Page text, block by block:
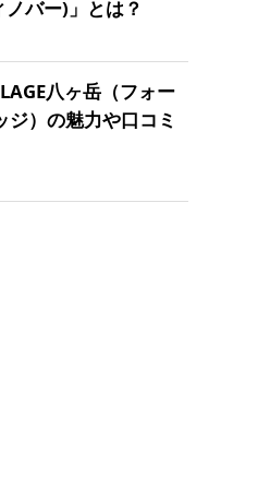
ノバー)」とは？
八ヶ岳（フォー
ジ）の魅力や口コミ